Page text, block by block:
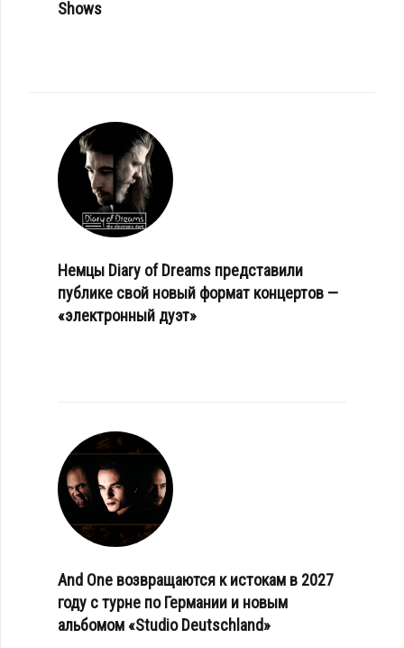
Shows
Немцы Diary of Dreams представили
публике свой новый формат концертов —
«электронный дуэт»
And One возвращаются к истокам в 2027
году с турне по Германии и новым
альбомом «Studio Deutschland»